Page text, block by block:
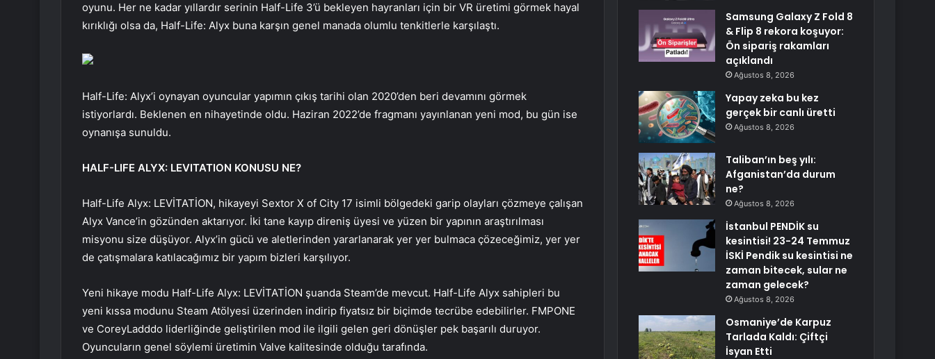
oyunu. Her ne kadar yıllardır serinin Half-Life 3’ü bekleyen hayranları için bir VR üretimi görmek hayal
kırıklığı olsa da, Half-Life: Alyx buna karşın genel manada olumlu tenkitlerle karşılaştı.
Half-Life: Alyx’i oynayan oyuncular yapımın çıkış tarihi olan 2020’den beri devamını görmek
istiyorlardı. Beklenen en nihayetinde oldu. Haziran 2022’de fragmanı yayınlanan yeni mod, bu gün ise
oynanışa sunuldu.
HALF-LIFE ALYX: LEVITATION KONUSU NE?
Half-Life Alyx: LEVİTATİON, hikayeyi Sextor X of City 17 isimli bölgedeki garip olayları çözmeye çalışan
Alyx Vance’in gözünden aktarıyor. İki tane kayıp direniş üyesi ve yüzen bir yapının araştırılması
misyonu size düşüyor. Alyx’in gücü ve aletlerinden yararlanarak yer yer bulmaca çözeceğimiz, yer yer
de çatışmalara katılacağımız bir yapım bizleri karşılıyor.
Yeni hikaye modu Half-Life Alyx: LEVİTATİON şuanda Steam’de mevcut. Half-Life Alyx sahipleri bu
yeni kıssa modunu Steam Atölyesi üzerinden indirip fiyatsız bir biçimde tecrübe edebilirler. FMPONE
ve CoreyLadddo liderliğinde geliştirilen mod ile ilgili gelen geri dönüşler pek başarılı duruyor.
Oyuncuların genel söylemi üretimin Valve kalitesinde olduğu tarafında.
Samsung Galaxy Z Fold 8
& Flip 8 rekora koşuyor:
Ön sipariş rakamları
açıklandı
Ağustos 8, 2026
Yapay zeka bu kez
gerçek bir canlı üretti
Ağustos 8, 2026
Taliban’ın beş yılı:
Afganistan’da durum
ne?
Ağustos 8, 2026
İstanbul PENDİK su
kesintisi! 23-24 Temmuz
İSKİ Pendik su kesintisi ne
zaman bitecek, sular ne
zaman gelecek?
Ağustos 8, 2026
Osmaniye’de Karpuz
Tarlada Kaldı: Çiftçi
İsyan Etti